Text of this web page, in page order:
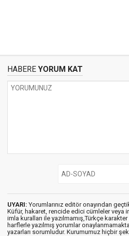
HABERE YORUM KAT
UYARI: Yorumlarınız editör onayından
Küfür, hakaret, rencide edici cümleler veya
imla kuralları ile yazılmamış,Türkçe
harflerle yazılmış yorumlar
yazarları sorumludur. Kurumumuz hiçbir